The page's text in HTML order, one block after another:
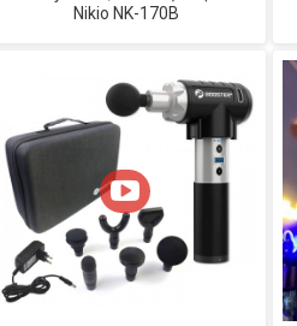
Nikio NK-170B